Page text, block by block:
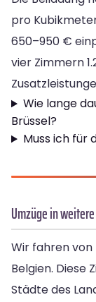
pro
650–950 €
vier Zimmern
Wie lange
Brüssel?
Muss ich für
Umzüge in
Wir fahren
Belgien. Diese
Städte des